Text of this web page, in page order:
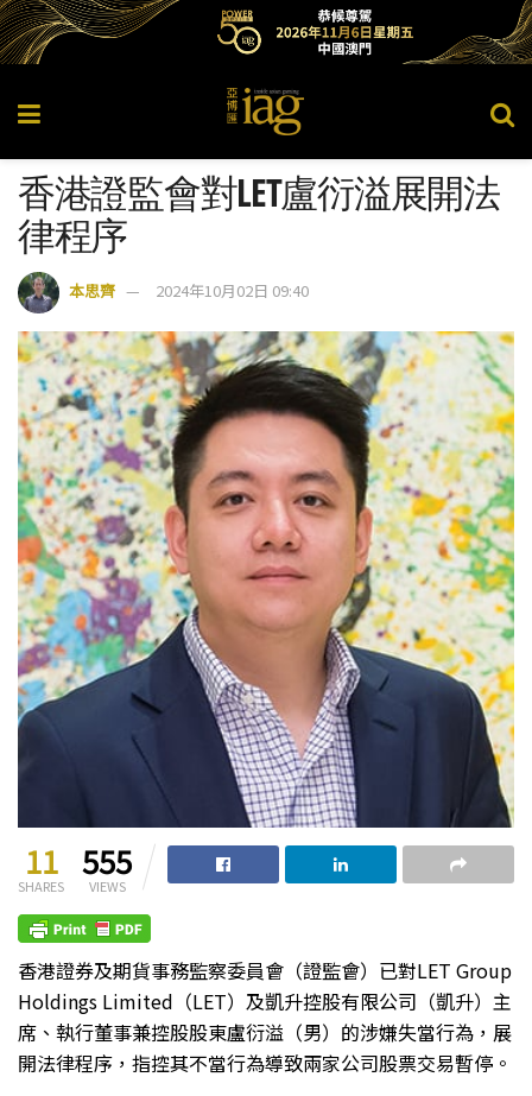
香港證監會對LET盧衍溢展開法
律程序
本思齊 2024年10月02日 09:40
11
SHARES
555
VIEWS
香港證券及期貨事務監察委員會（證監會）已對LET Group
Holdings Limited（LET）及凱升控股有限公司（凱升）主
席、執行董事兼控股股東盧衍溢（男）的涉嫌失當行為，展
開法律程序，指控其不當行為導致兩家公司股票交易暫停。